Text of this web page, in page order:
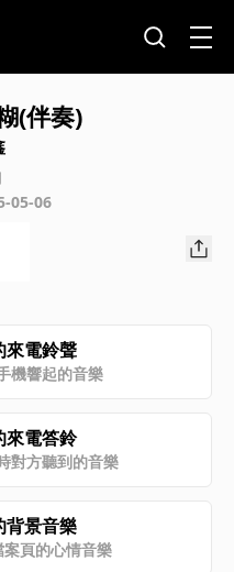
(伴奏)
05-06
來電鈴聲
機響起的音樂
來電答鈴
對方聽到的音樂
背景音樂
頁的心情音樂